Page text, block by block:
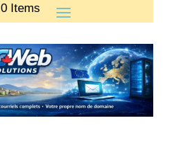
0 Items